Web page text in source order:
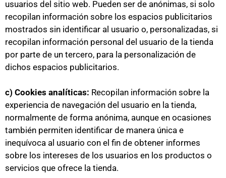
usuarios del sitio web. Pueden ser de anónimas, si solo
recopilan información sobre los espacios publicitarios
mostrados sin identificar al usuario o, personalizadas, si
recopilan información personal del usuario de la tienda
por parte de un tercero, para la personalización de
dichos espacios publicitarios.
c) Cookies analíticas: Recopilan información sobre la
experiencia de navegación del usuario en la tienda,
normalmente de forma anónima, aunque en ocasiones
también permiten identificar de manera única e
inequívoca al usuario con el fin de obtener informes
sobre los intereses de los usuarios en los productos o
servicios que ofrece la tienda.